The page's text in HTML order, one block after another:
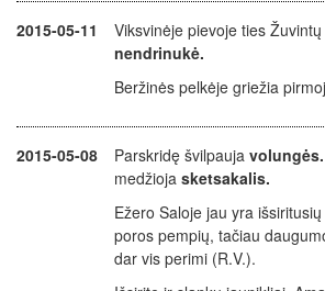
2015-05-11 Viksvinėje pievoje ties
nendrinukė.
Beržinės pelkėje griežia
2015-05-08 Parskridę švilpauja volungės.
medžioja sketsakalis.
Ežero Saloje jau yra
poros pempių, tačiau
dar vis perimi (R.V.).